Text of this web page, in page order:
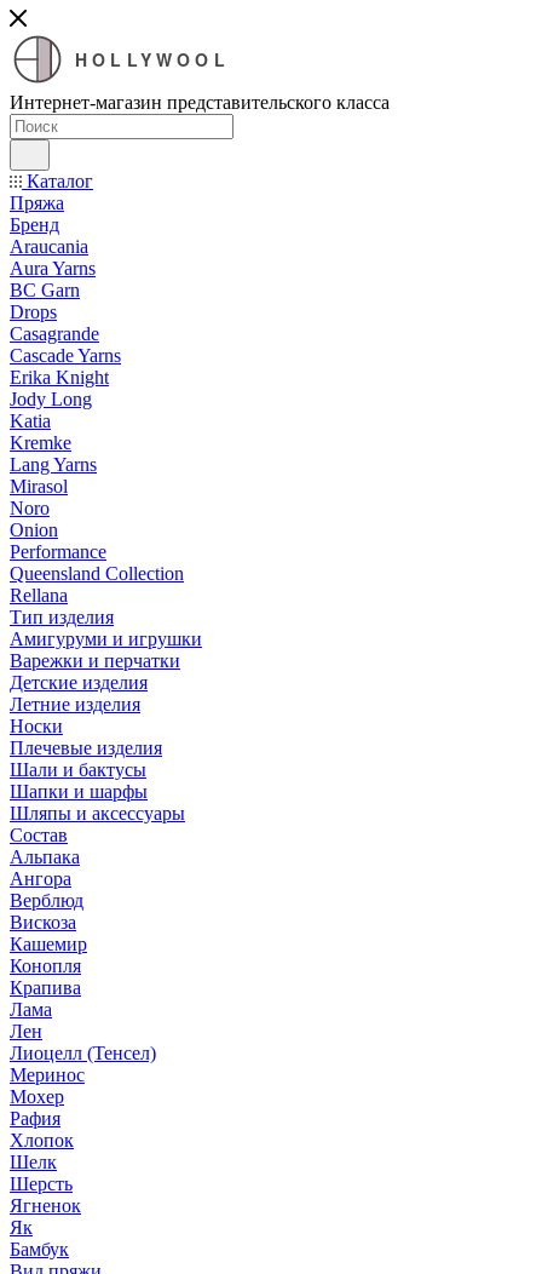
HOLLYWOOL
Интернет-магазин представительского класса
Каталог
Пряжа
Бренд
Araucania
Aura Yarns
BC Garn
Drops
Casagrande
Cascade Yarns
Erika Knight
Jody Long
Katia
Kremke
Lang Yarns
Mirasol
Noro
Onion
Performance
Queensland Collection
Rellana
Тип изделия
Амигуруми и игрушки
Варежки и перчатки
Детские изделия
Летние изделия
Носки
Плечевые изделия
Шали и бактусы
Шапки и шарфы
Шляпы и аксессуары
Состав
Альпака
Ангора
Верблюд
Вискоза
Кашемир
Конопля
Крапива
Лама
Лен
Лиоцелл (Тенсел)
Меринос
Мохер
Рафия
Хлопок
Шелк
Шерсть
Ягненок
Як
Бамбук